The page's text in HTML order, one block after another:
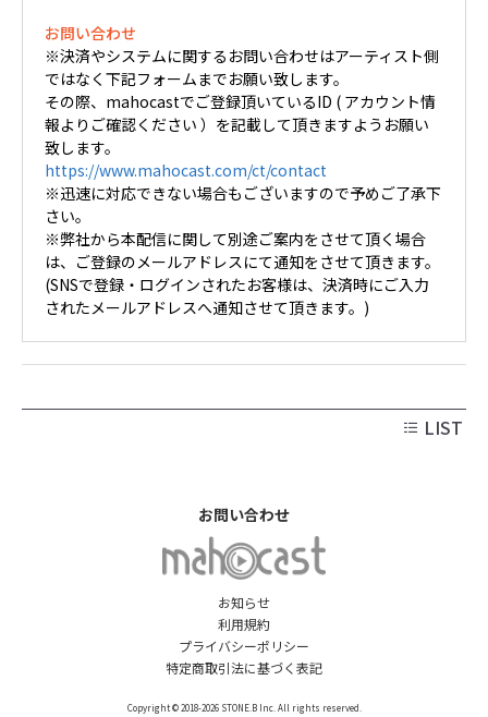
お問い合わせ
※決済やシステムに関するお問い合わせはアーティスト側
ではなく下記フォームまでお願い致します。
その際、mahocastでご登録頂いているID ( アカウント情
報よりご確認ください ）を記載して頂きますようお願い
致します。
https://www.mahocast.com/ct/contact
※迅速に対応できない場合もございますので予めご了承下
さい。
※弊社から本配信に関して別途ご案内をさせて頂く場合
は、ご登録のメールアドレスにて通知をさせて頂きます。
(SNSで登録・ログインされたお客様は、決済時にご入力
されたメールアドレスへ通知させて頂きます。)
LIST
お知らせ
利用規約
プライバシーポリシー
特定商取引法に基づく表記
お問い合わせ
Copyright © 2018-2026 STONE.B Inc. All rights reserved.